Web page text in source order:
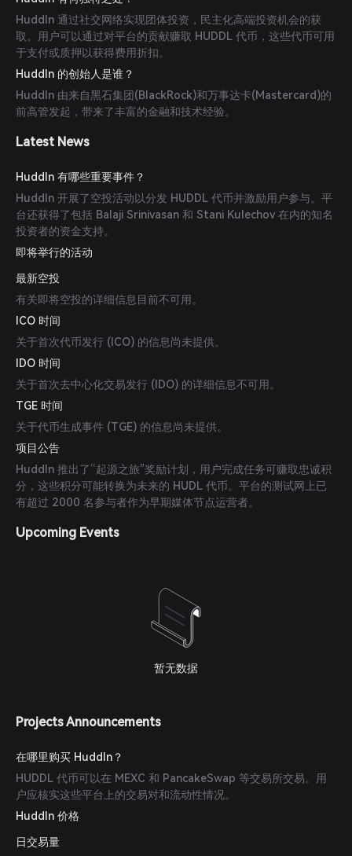
Huddln 通过社交网络实现团体投资，民主化高端投资机会的获
取。用户可以通过对平台的贡献赚取 HUDDL 代币，这些代币可用
于支付或质押以获得费用折扣。
Huddln 的创始人是谁？
Huddln 由来自黑石集团(BlackRock)和万事达卡(Mastercard)的
前高管发起，带来了丰富的金融和技术经验。
Latest News
Huddln 有哪些重要事件？
Huddln 开展了空投活动以分发 HUDDL 代币并激励用户参与。平
台还获得了包括 Balaji Srinivasan 和 Stani Kulechov 在内的知名
投资者的资金支持。
即将举行的活动
最新空投
有关即将空投的详细信息目前不可用。
ICO 时间
关于首次代币发行 (ICO) 的信息尚未提供。
IDO 时间
关于首次去中心化交易发行 (IDO) 的详细信息不可用。
TGE 时间
关于代币生成事件 (TGE) 的信息尚未提供。
项目公告
Huddln 推出了“起源之旅”奖励计划，用户完成任务可赚取忠诚积
分，这些积分可能转换为未来的 HUDL 代币。平台的测试网上已
有超过 2000 名参与者作为早期媒体节点运营者。
Upcoming Events
暂无数据
Projects Announcements
在哪里购买 Huddln？
HUDDL 代币可以在 MEXC 和 PancakeSwap 等交易所交易。用
户应核实这些平台上的交易对和流动性情况。
Huddln 价格
日交易量